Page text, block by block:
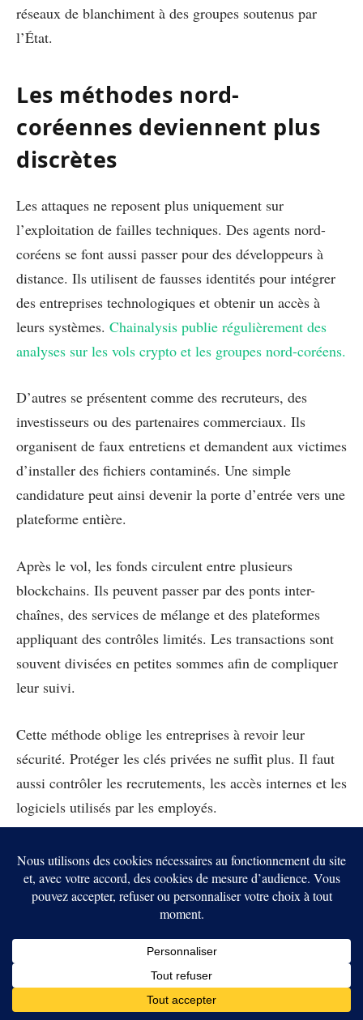
réseaux de blanchiment à des groupes soutenus par
l’État.
Les méthodes nord-
coréennes deviennent plus
discrètes
Les attaques ne reposent plus uniquement sur
l’exploitation de failles techniques. Des agents nord-
coréens se font aussi passer pour des développeurs à
distance. Ils utilisent de fausses identités pour intégrer
des entreprises technologiques et obtenir un accès à
leurs systèmes. Chainalysis publie régulièrement des
analyses sur les vols crypto et les groupes nord-coréens.
D’autres se présentent comme des recruteurs, des
investisseurs ou des partenaires commerciaux. Ils
organisent de faux entretiens et demandent aux victimes
d’installer des fichiers contaminés. Une simple
candidature peut ainsi devenir la porte d’entrée vers une
plateforme entière.
Après le vol, les fonds circulent entre plusieurs
blockchains. Ils peuvent passer par des ponts inter-
chaînes, des services de mélange et des plateformes
appliquant des contrôles limités. Les transactions sont
souvent divisées en petites sommes afin de compliquer
leur suivi.
Cette méthode oblige les entreprises à revoir leur
sécurité. Protéger les clés privées ne suffit plus. Il faut
aussi contrôler les recrutements, les accès internes et les
logiciels utilisés par les employés.
Les plateformes doivent également surveiller les
mouvements après l’attaque. Plus les fonds sont
identifiés rapidement, plus les exchanges et les
La coopération entre gouvernements et entreprises